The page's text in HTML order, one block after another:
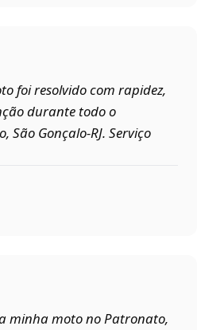
foi resolvido com rapidez,
durante todo o
Gonçalo‑RJ. Serviço
minha moto no Patronato,